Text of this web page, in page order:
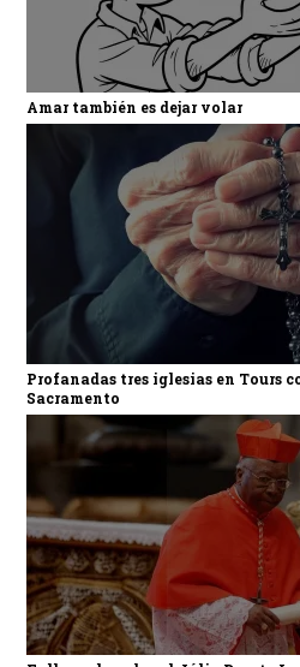
Amar también es dejar volar
Profanadas tres iglesias en Tours
Sacramento